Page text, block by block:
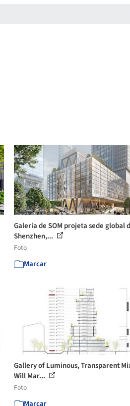
Galeria de SOM projeta sede global
Shenzhen,...
Foto
Marcar
Gallery of Luminous, Transparent
Will Mar...
Foto
Marcar